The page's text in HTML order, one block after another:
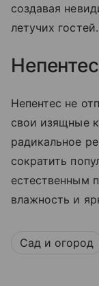
создавая
летучих гостей.
Непентес
Непентес не
свои изящные
радикальное
сократить
естественным
влажность и
Сад и огород